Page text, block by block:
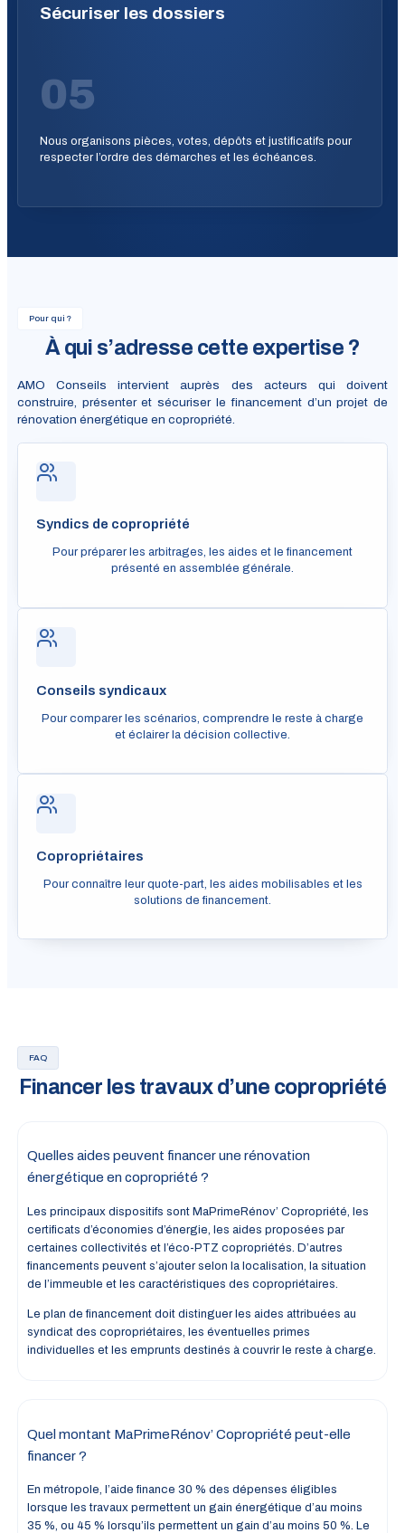
Sécuriser les dossiers
05
Nous organisons pièces, votes, dépôts et justificatifs pour
respecter l’ordre des démarches et les échéances.
Pour qui ?
À qui s’adresse cette expertise ?
AMO Conseils intervient auprès des acteurs qui doivent
construire, présenter et sécuriser le financement d’un projet de
rénovation énergétique en copropriété.
Syndics de copropriété
Pour préparer les arbitrages, les aides et le financement
présenté en assemblée générale.
Conseils syndicaux
Pour comparer les scénarios, comprendre le reste à charge
et éclairer la décision collective.
Copropriétaires
Pour connaître leur quote-part, les aides mobilisables et les
solutions de financement.
FAQ
Financer les travaux d’une copropriété
Quelles aides peuvent financer une rénovation
énergétique en copropriété ?
Les principaux dispositifs sont MaPrimeRénov’ Copropriété, les
certificats d’économies d’énergie, les aides proposées par
certaines collectivités et l’éco-PTZ copropriétés. D’autres
financements peuvent s’ajouter selon la localisation, la situation
de l’immeuble et les caractéristiques des copropriétaires.
Le plan de financement doit distinguer les aides attribuées au
syndicat des copropriétaires, les éventuelles primes
individuelles et les emprunts destinés à couvrir le reste à charge.
Quel montant MaPrimeRénov’ Copropriété peut-elle
financer ?
En métropole, l’aide finance 30 % des dépenses éligibles
lorsque les travaux permettent un gain énergétique d’au moins
35 %, ou 45 % lorsqu’ils permettent un gain d’au moins 50 %. Le